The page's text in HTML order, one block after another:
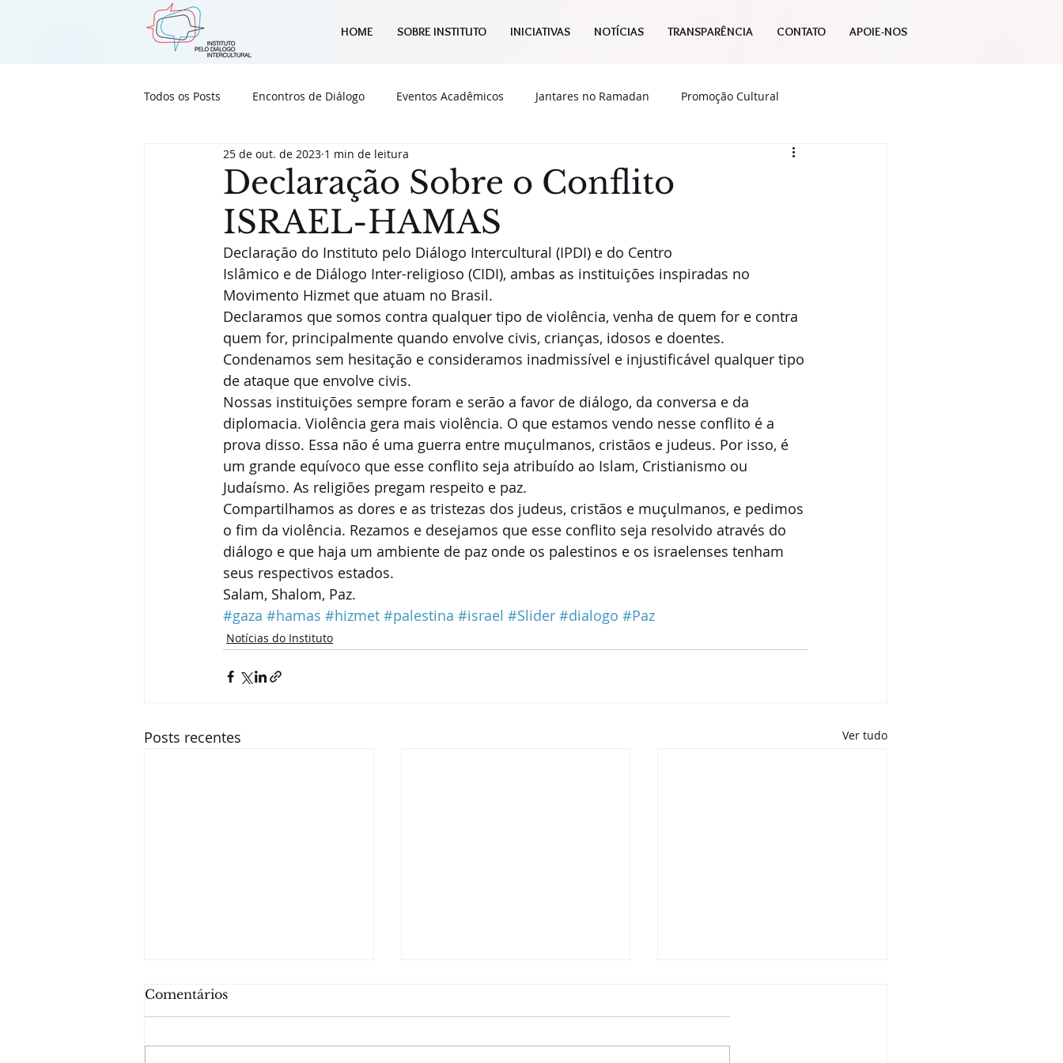
HOME SOBRE INSTITUTO INICIATIVAS NOTÍCIAS TRANSPARÊNCIA CONTATO APOIE-NOS
Todos os Posts Encontros de Diálogo Eventos Acadêmicos Jantares no Ramadan Promoção Cultural
Notícias do Instituto Outras Notícias
Declaração Sobre o Conflito
ISRAEL-HAMAS
25 de out. de 2023 1 min de leitura
Declaração do Instituto pelo Diálogo Intercultural (IPDI) e do Centro
Islâmico e de Diálogo Inter-religioso (CIDI), ambas as instituições inspiradas no
Movimento Hizmet que atuam no Brasil.
Declaramos que somos contra qualquer tipo de violência, venha de quem for e contra
quem for, principalmente quando envolve civis, crianças, idosos e doentes.
Condenamos sem hesitação e consideramos inadmissível e injustificável qualquer tipo
de ataque que envolve civis.
Nossas instituições sempre foram e serão a favor de diálogo, da conversa e da
diplomacia. Violência gera mais violência. O que estamos vendo nesse conflito é a
prova disso. Essa não é uma guerra entre muçulmanos, cristãos e judeus. Por isso, é
um grande equívoco que esse conflito seja atribuído ao Islam, Cristianismo ou
Judaísmo. As religiões pregam respeito e paz.
Compartilhamos as dores e as tristezas dos judeus, cristãos e muçulmanos, e pedimos
o fim da violência. Rezamos e desejamos que esse conflito seja resolvido através do
diálogo e que haja um ambiente de paz onde os palestinos e os israelenses tenham
seus respectivos estados.
Salam, Shalom, Paz.
#gaza #hamas #hizmet #palestina #israel #Slider #dialogo #Paz
Notícias do Instituto
Posts recentes Ver tudo
Comentários